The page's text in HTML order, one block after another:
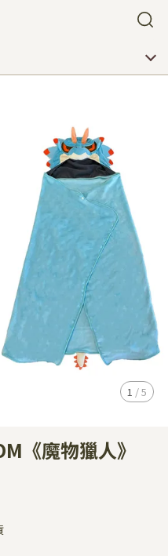
1 /5
《魔物獵人》